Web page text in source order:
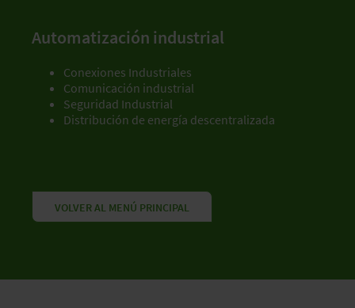
Automatización industrial
Conexiones Industriales
Comunicación industrial
Seguridad Industrial
Distribución de energía descentralizada
VOLVER AL MENÚ PRINCIPAL